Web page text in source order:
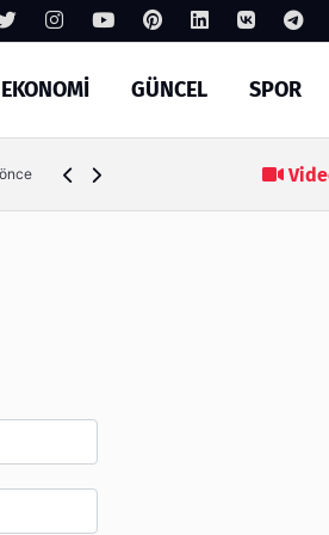
EKONOMİ GÜNCEL SPOR
SEO Hizmeti Alırken